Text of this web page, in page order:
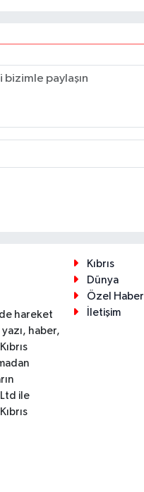
hareket
haber,
ile
Kıbrıs
Dünya
Özel Haber
İletişim